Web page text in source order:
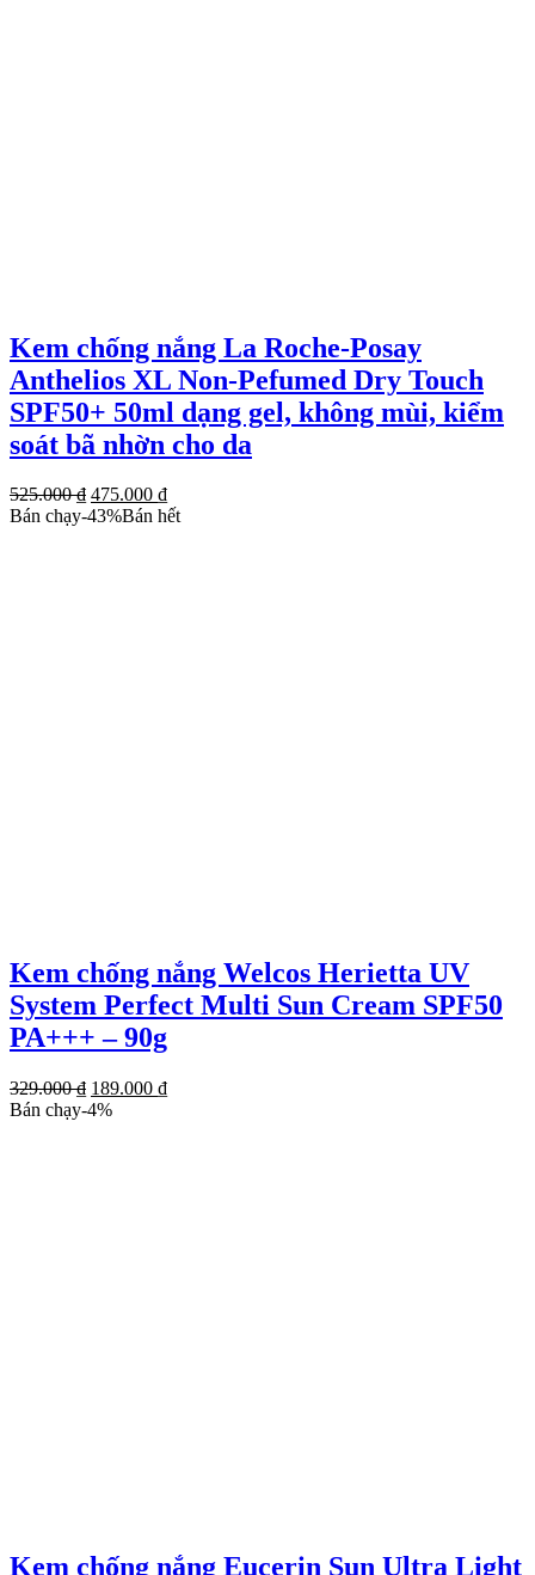
Kem chống nắng La Roche-Posay
Anthelios XL Non-Pefumed Dry Touch
SPF50+ 50ml dạng gel, không mùi, kiểm
soát bã nhờn cho da
525.000₫ Giá
gốc
475.000 ₫Giá
hiện
Bán chạy-43%Bán hết
Kem chống nắng Welcos Herietta UV
System Perfect Multi Sun Cream SPF50
PA+++ – 90g
329.000₫ Giá
gốc
189.000 ₫Giá
Bán chạy-4%
Kem chống nắng Eucerin Sun Ultra Light